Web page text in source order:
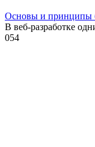
Основы и принципы
В веб-разработке
054